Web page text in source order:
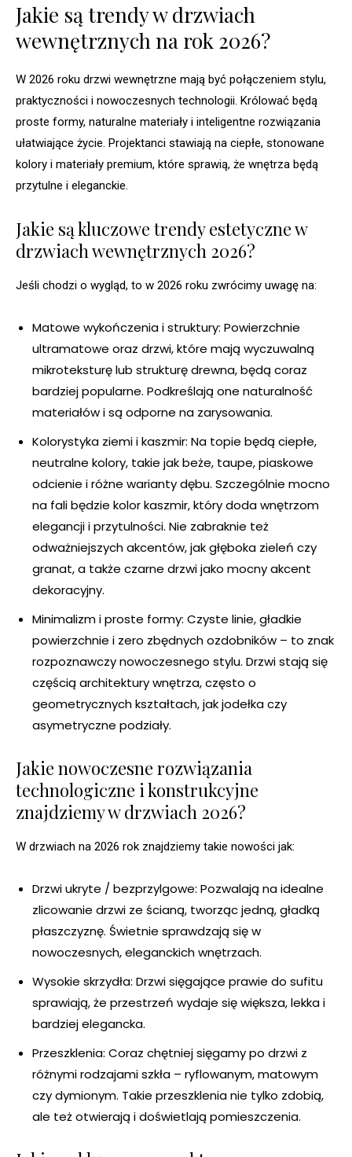
Jakie są trendy w drzwiach
wewnętrznych na rok 2026?
W 2026 roku drzwi wewnętrzne mają być połączeniem stylu,
praktyczności i nowoczesnych technologii. Królować będą
proste formy, naturalne materiały i inteligentne rozwiązania
ułatwiające życie. Projektanci stawiają na ciepłe, stonowane
kolory i materiały premium, które sprawią, że wnętrza będą
przytulne i eleganckie.
Jakie są kluczowe trendy estetyczne w
drzwiach wewnętrznych 2026?
Jeśli chodzi o wygląd, to w 2026 roku zwrócimy uwagę na:
Matowe wykończenia i struktury: Powierzchnie
ultramatowe oraz drzwi, które mają wyczuwalną
mikroteksturę lub strukturę drewna, będą coraz
bardziej popularne. Podkreślają one naturalność
materiałów i są odporne na zarysowania.
Kolorystyka ziemi i kaszmir: Na topie będą ciepłe,
neutralne kolory, takie jak beże, taupe, piaskowe
odcienie i różne warianty dębu. Szczególnie mocno
na fali będzie kolor kaszmir, który doda wnętrzom
elegancji i przytulności. Nie zabraknie też
odważniejszych akcentów, jak głęboka zieleń czy
granat, a także czarne drzwi jako mocny akcent
dekoracyjny.
Minimalizm i proste formy: Czyste linie, gładkie
powierzchnie i zero zbędnych ozdobników – to znak
rozpoznawczy nowoczesnego stylu. Drzwi stają się
częścią architektury wnętrza, często o
geometrycznych kształtach, jak jodełka czy
asymetryczne podziały.
Jakie nowoczesne rozwiązania
technologiczne i konstrukcyjne
znajdziemy w drzwiach 2026?
W drzwiach na 2026 rok znajdziemy takie nowości jak:
Drzwi ukryte / bezprzylgowe: Pozwalają na idealne
zlicowanie drzwi ze ścianą, tworząc jedną, gładką
płaszczyznę. Świetnie sprawdzają się w
nowoczesnych, eleganckich wnętrzach.
Wysokie skrzydła: Drzwi sięgające prawie do sufitu
sprawiają, że przestrzeń wydaje się większa, lekka i
bardziej elegancka.
Przeszklenia: Coraz chętniej sięgamy po drzwi z
różnymi rodzajami szkła – ryflowanym, matowym
czy dymionym. Takie przeszklenia nie tylko zdobią,
ale też otwierają i doświetlają pomieszczenia.